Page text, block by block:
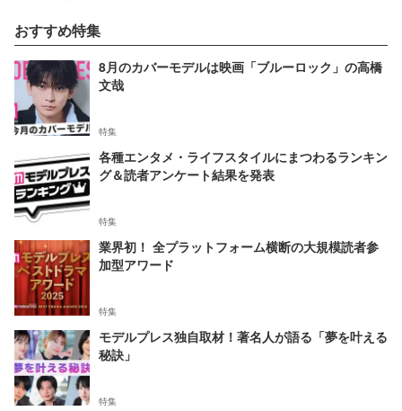
おすすめ特集
8月のカバーモデルは映画「ブルーロック」の高橋
文哉
特集
各種エンタメ・ライフスタイルにまつわるランキン
グ＆読者アンケート結果を発表
特集
業界初！ 全プラットフォーム横断の大規模読者参
加型アワード
特集
モデルプレス独自取材！著名人が語る「夢を叶える
秘訣」
特集